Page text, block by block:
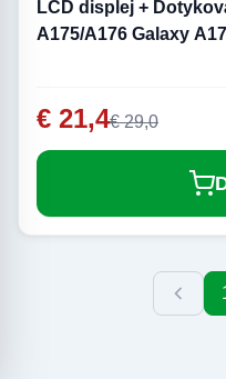
LCD displej +
A175/A176 Galaxy
€ 21,4€ 29,0